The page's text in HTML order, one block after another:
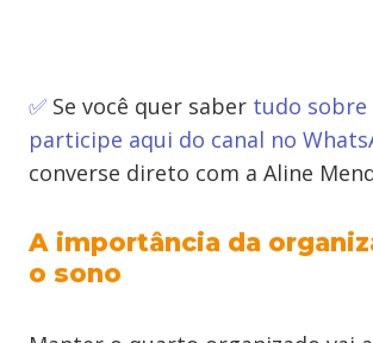
✅ Se você quer saber tudo sobre
participe aqui do canal no
converse direto com a Aline
A importância da
o sono